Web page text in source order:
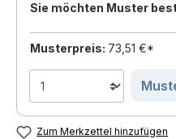
Sie möchten Muster
Musterpreis: 73,51 €*
Zum Merkzettel hinzufügen